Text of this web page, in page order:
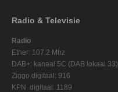
Radio & Televisie
Radio
Ether: 107.2 Mhz
DAB+: kanaal 5C (DAB lokaal 33)
Ziggo digitaal: 916
KPN digitaal: 1189